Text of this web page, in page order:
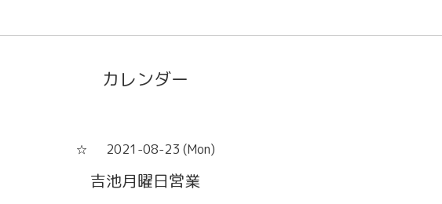
カレンダー
☆ 2021-08-23 (Mon)
吉池月曜日営業